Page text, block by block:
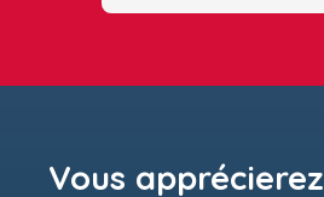
Vous apprécierez